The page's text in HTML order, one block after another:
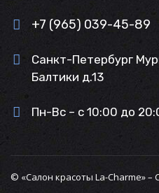
+7 (965) 039-45-89
Санкт-Петербург
Балтики д.13
Пн-Вс – с 10:00 до
© «Салон красоты La-Charme» –